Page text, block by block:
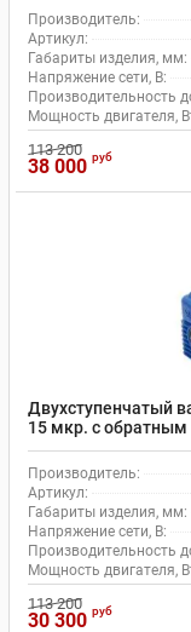
Производитель:
Артикул:
Габариты изделия, мм:
Напряжение сети, В:
Производительность
Мощность двигателя,
113 200
38 000 руб
Двухступенчатый
15 мкр. c
Производитель:
Артикул:
Габариты изделия, мм:
Напряжение сети, В:
Производительность
Мощность двигателя,
113 200
30 300 руб